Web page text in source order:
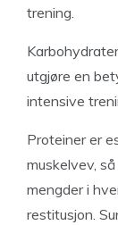
trening.
utgjøre en
intensive
Proteiner er
muskelvev,
mengder i
restitusjon.